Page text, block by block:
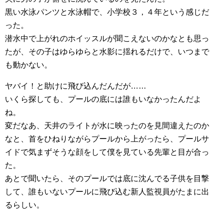
黒い水泳パンツと水泳帽で、小学校３，４年という感じだ
った。
潜水中で上がれのホイッスルが聞こえないのかなとも思っ
たが、その子はゆらゆらと水影に揺れるだけで、いつまで
も動かない。
ヤバイ！と助けに飛び込んだんだが……
いくら探しても、プールの底には誰もいなかったんだよ
ね。
変だなあ、天井のライトが水に映ったのを見間違えたのか
なと、首をひねりながらプールから上がったら、プールサ
イドで気まずそうな顔をして僕を見ている先輩と目が合っ
た。
あとで聞いたら、そのプールでは底に沈んでる子供を目撃
して、誰もいないプールに飛び込む新人監視員がたまに出
るらしい。